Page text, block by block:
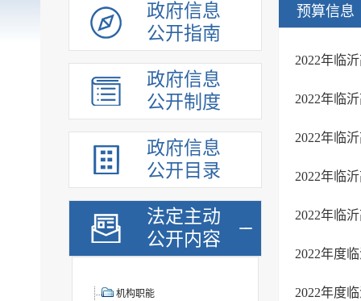
政府信息
公开指南
政府信息
公开制度
政府信息
公开目录
法定主动
公开内容
机构职能
预算信息
2022年临
2022年临
2022年临
2022年临
2022年临
2022年度
2022年度